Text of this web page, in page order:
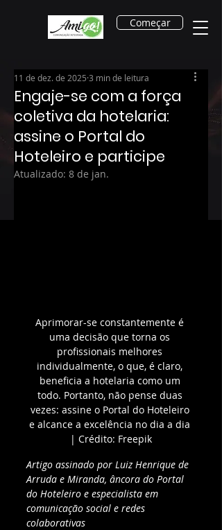
Começar
Engaje-se com a força
coletiva da hotelaria:
assine o Portal do
Hoteleiro e participe
11 de dez. de 2025 3 min de leitura
Atualizado: 8 de jan.
Aprimorar-se constantemente é
uma decisão que torna os
profissionais melhores
individualmente, o que, é claro,
beneficia a hotelaria como um
todo. Portanto, não pense duas
vezes: assine o Portal do Hoteleiro
e alcance a excelência no dia a dia
| Crédito: Freepik
Artigo assinado por Luiz Henrique de
Arruda e Miranda, âncora do Portal
do Hoteleiro e especialista em
comunicação social e redes
colaborativas